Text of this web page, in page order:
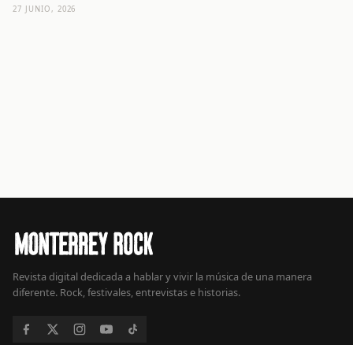
27 JUNIO, 2026
Revista digital dedicada a hablar y vivir la música de una manera
diferente. Rock, festivales, entrevistas e historias.